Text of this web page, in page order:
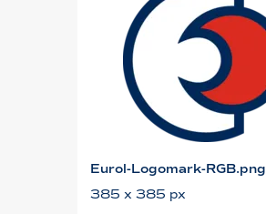
Eurol-Logomark-RGB.png
385 x 385 px